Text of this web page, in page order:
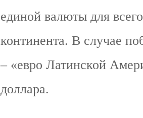
единой валюты для
континента. В случае
– «евро Латинской
доллара.